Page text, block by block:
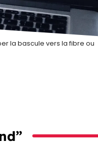
la bascule vers la fibre ou